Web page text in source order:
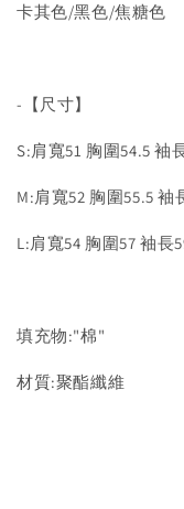
卡其色/黑色/焦糖色
-【尺寸】
S:肩寬51 胸圍54.5 袖
M:肩寬52 胸圍55.5 袖
L:肩寬54 胸圍57 袖長
填充物:"棉"
材質:聚酯纖維